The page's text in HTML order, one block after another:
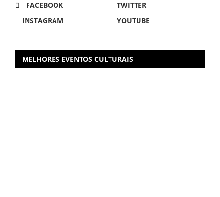
FACEBOOK
TWITTER
INSTAGRAM
YOUTUBE
MELHORES EVENTOS CULTURAIS